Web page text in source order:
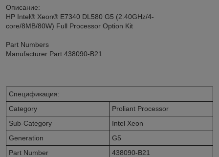
Описание:
HP Intel® Xeon® E7340 DL580 G5 (2.40GHz/4-
core/8MB/80W) Full Processor Option Kit
Part Numbers
Manufacturer Part 438090-B21
Спецификация:
Category
Proliant Processor
Sub-Category
Intel Xeon
Generation
G5
Part Number
438090-B21